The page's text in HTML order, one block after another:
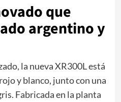
que
argentino y
la nueva XR300L está
y blanco, junto con una
Fabricada en la planta